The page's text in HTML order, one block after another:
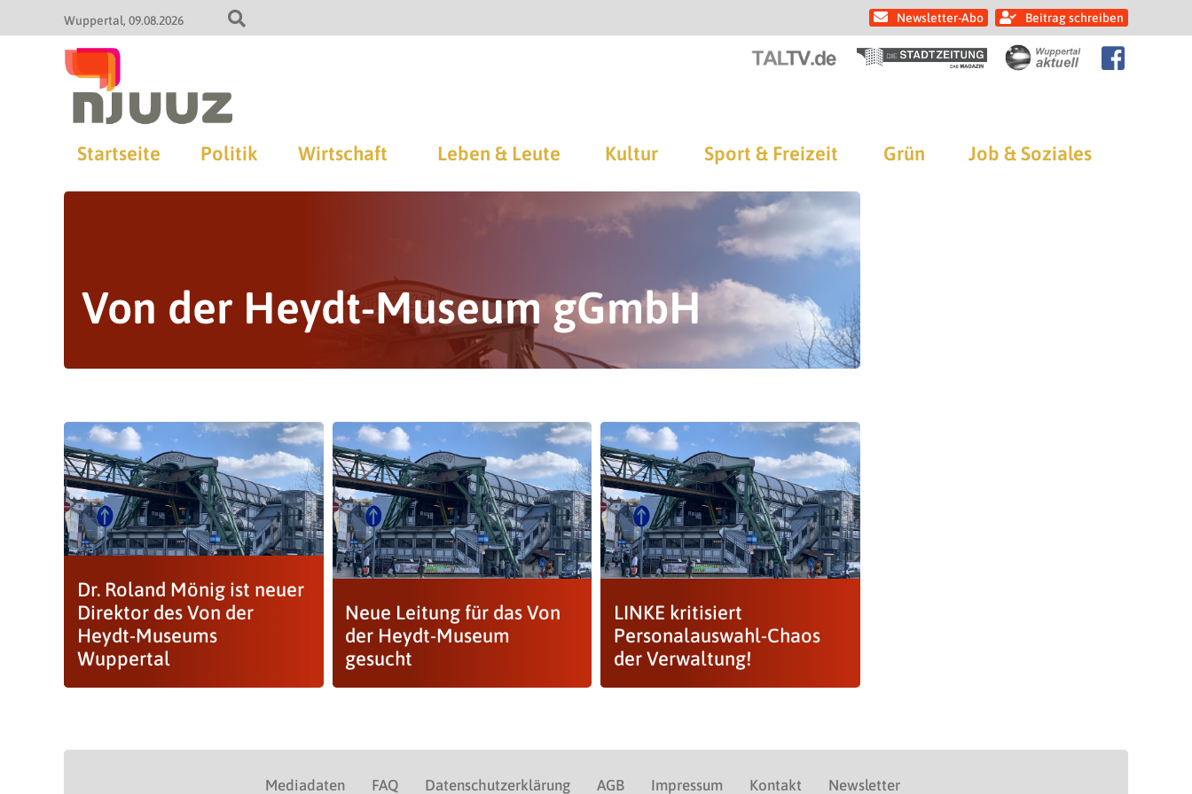
Wuppertal 09.08.2026 Newsletter-Abo Beitrag schreiben
Startseite Politik Wirtschaft Leben & Leute Kultur Sport & Freizeit Grün Job & Soziales
Von der Heydt-Museum gGmbH
Dr. Roland Mönig ist neuer
Direktor des Von der
Heydt-Museums
Wuppertal
Neue Leitung für das Von
der Heydt-Museum
gesucht
LINKE kritisiert
Personalauswahl-Chaos
der Verwaltung!
Mediadaten FAQ Datenschutzerklärung AGB Impressum Kontakt Newsletter